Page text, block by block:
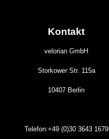
Kontakt
velorian GmbH
Storkower Str. 115a
10407 Berlin
Telefon:+49 (0)3036431679